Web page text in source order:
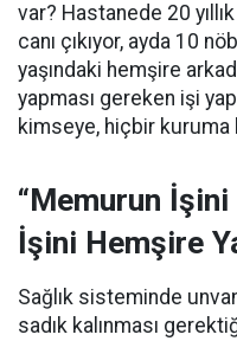
var? Hastanede 20
canı çıkıyor, ayda 10
yaşındaki hemşire
yapması gereken işi
kimseye, hiçbir kuruma
“Memurun
İşini Hemşire
Sağlık sisteminde
sadık kalınması